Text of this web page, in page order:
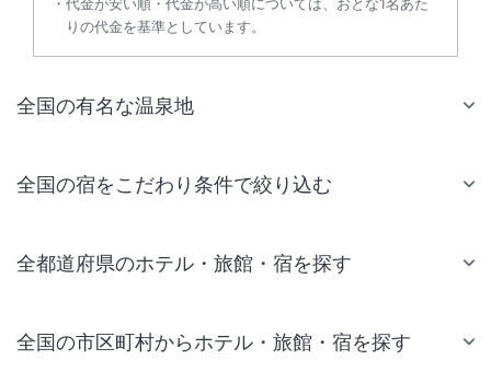
りの代金を基準としています。
全国の有名な温泉地
全国の宿をこだわり条件で絞り込む
全都道府県のホテル・旅館・宿を探す
全国の市区町村からホテル・旅館・宿を探す